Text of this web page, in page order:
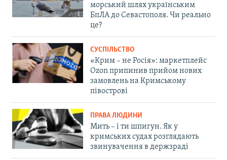
морський шлях українським
БпЛА до Севастополя. Чи реально
це?
СУСПІЛЬСТВО
«Крим – не Росія»: маркетплейс
Ozon припинив прийом нових
замовлень на Кримському
півострові
ПРАВА ЛЮДИНИ
Мить – і ти шпигун. Як у
кримських судах розглядають
звинувачення в держзраді